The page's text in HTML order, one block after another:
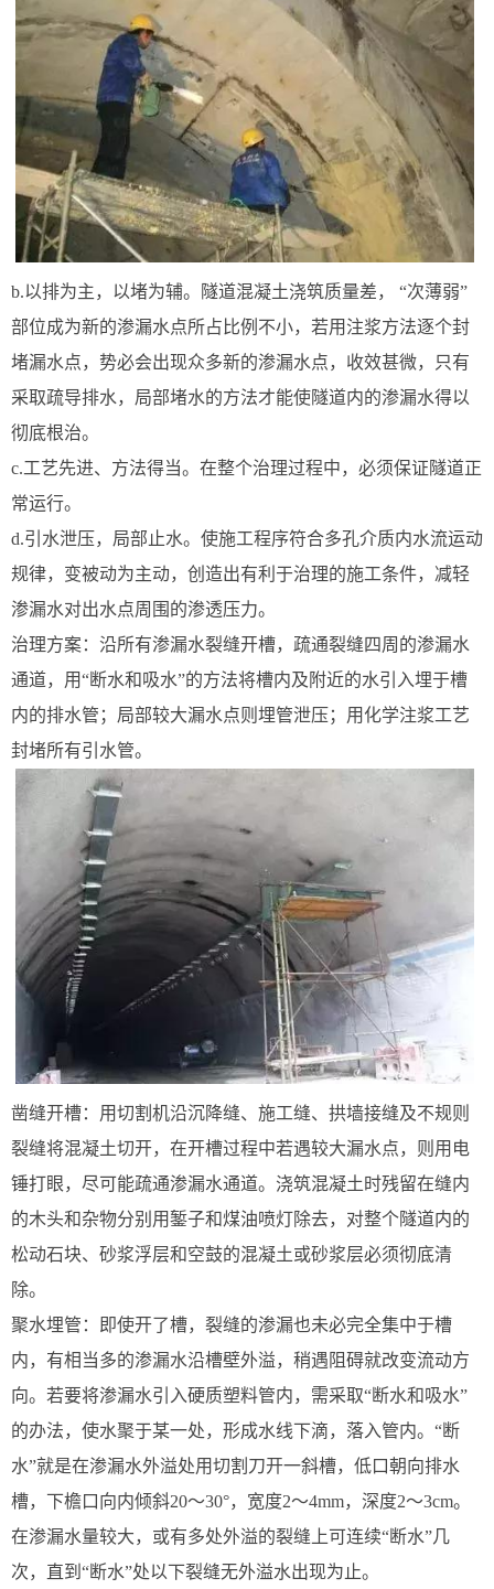
b.以排为主，以堵为辅。隧道混凝土浇筑质量差， “次薄弱”
部位成为新的渗漏水点所占比例不小，若用注浆方法逐个封
堵漏水点，势必会出现众多新的渗漏水点，收效甚微，只有
采取疏导排水，局部堵水的方法才能使隧道内的渗漏水得以
彻底根治。
c.工艺先进、方法得当。在整个治理过程中，必须保证隧道正
常运行。
d.引水泄压，局部止水。使施工程序符合多孔介质内水流运动
规律，变被动为主动，创造出有利于治理的施工条件，减轻
渗漏水对出水点周围的渗透压力。
治理方案：沿所有渗漏水裂缝开槽，疏通裂缝四周的渗漏水
通道，用“断水和吸水”的方法将槽内及附近的水引入埋于槽
内的排水管；局部较大漏水点则埋管泄压；用化学注浆工艺
封堵所有引水管。
凿缝开槽：用切割机沿沉降缝、施工缝、拱墙接缝及不规则
裂缝将混凝土切开，在开槽过程中若遇较大漏水点，则用电
锤打眼，尽可能疏通渗漏水通道。浇筑混凝土时残留在缝内
的木头和杂物分别用錾子和煤油喷灯除去，对整个隧道内的
松动石块、砂浆浮层和空鼓的混凝土或砂浆层必须彻底清
除。
聚水埋管：即使开了槽，裂缝的渗漏也未必完全集中于槽
内，有相当多的渗漏水沿槽壁外溢，稍遇阻碍就改变流动方
向。若要将渗漏水引入硬质塑料管内，需采取“断水和吸水”
的办法，使水聚于某一处，形成水线下滴，落入管内。“断
水”就是在渗漏水外溢处用切割刀开一斜槽，低口朝向排水
槽，下檐口向内倾斜20～30°，宽度2～4mm，深度2～3cm。
在渗漏水量较大，或有多处外溢的裂缝上可连续“断水”几
次，直到“断水”处以下裂缝无外溢水出现为止。